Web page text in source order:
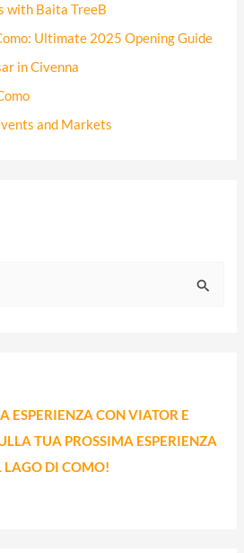
with Baita TreeB
Ultimate 2025 Opening Guide
in Civenna
and Markets
ESPERIENZA CON VIATOR E
TUA PROSSIMA ESPERIENZA
LAGO DI COMO!